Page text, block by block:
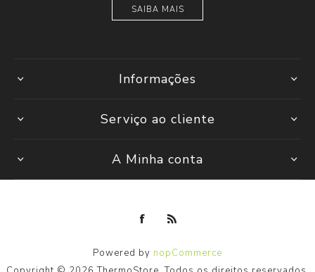
SAIBA MAIS
Informações
Serviço ao cliente
A Minha conta
Powered by nopCommerce